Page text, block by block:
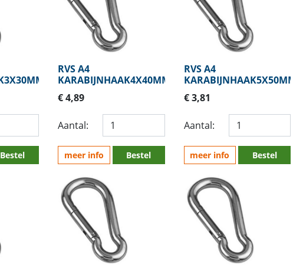
Bestel
RVS A4
KARABIJNHAAK4X40MM
€ 4,89
Aantal:
meer info Bestel
RVS A4
KARABIJNHAAK5X50MM
€ 3,81
Aantal:
meer info Bestel